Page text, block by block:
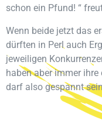
schon ein Pfund! “
Wenn beide jetzt das
dürften in Perl auch
jeweiligen
haben aber immer
darf also gespannt